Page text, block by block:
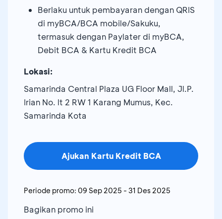
Berlaku untuk pembayaran dengan QRIS
di myBCA/BCA mobile/Sakuku,
termasuk dengan Paylater di myBCA,
Debit BCA & Kartu Kredit BCA
Lokasi:
Samarinda Central Plaza UG Floor Mall, Jl.P.
Irian No. lt 2 RW 1 Karang Mumus, Kec.
Samarinda Kota
Ajukan Kartu Kredit BCA
Periode promo: 09 Sep 2025 - 31 Des 2025
Bagikan promo ini